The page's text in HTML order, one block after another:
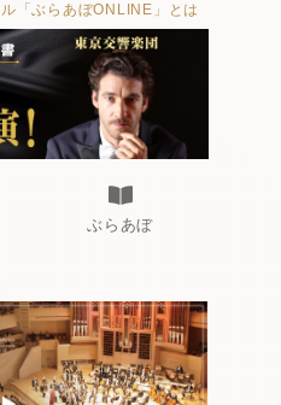
「ぶらあぼONLINE」とは
ぶらあぼ